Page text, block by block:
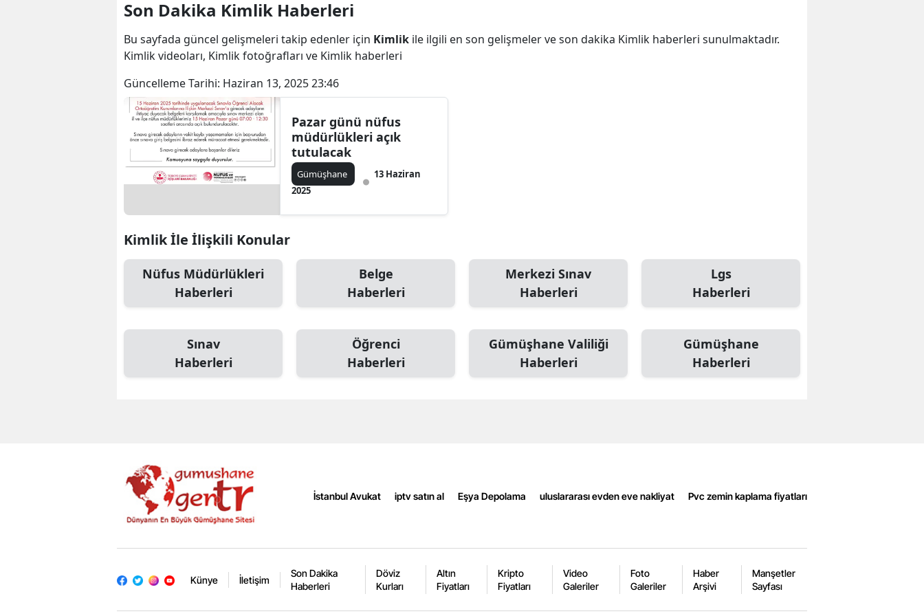
Bingöl
Denizli
Diyarbakır
Elazığ
Erzincan
Giresun
Hakkari
Hatay
Son Dakika Kimlik Haberleri
Bu sayfada güncel gelişmeleri takip edenler için Kimlik ile ilgili en son gelişmeler ve son dakika Kimlik haberleri sunulmaktadır.
Kimlik videoları, Kimlik fotoğrafları ve Kimlik haberleri
Güncelleme Tarihi: Haziran 13, 2025 23:46
Pazar günü nüfus
müdürlükleri açık
tutulacak
Gümüşhane
13 Haziran
2025
Kimlik İle İlişkili Konular
Nüfus Müdürlükleri
Haberleri
Belge
Haberleri
Merkezi Sınav
Haberleri
Lgs
Haberleri
Sınav
Haberleri
Öğrenci
Haberleri
Gümüşhane Valiliği
Haberleri
Gümüşhane
Haberleri
İstanbul Avukat iptv satın al Eşya Depolama uluslararası evden eve nakliyat Pvc zemin kaplama fiyatları
Künye İletişim
Son Dakika
Haberleri
Döviz
Kurları
Altın
Fiyatları
Kripto
Fiyatları
Video
Galeriler
Foto
Galeriler
Haber
Arşivi
Manşetler
Sayfası